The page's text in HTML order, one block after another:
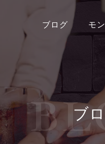
ブログ モ
ブ
BL